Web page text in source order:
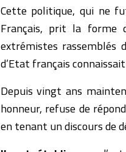
Cette politique, qui ne
Français, prit la forme
extrémistes rassemblés
d’Etat français
Depuis vingt ans
honneur, refuse de
en tenant un discours de